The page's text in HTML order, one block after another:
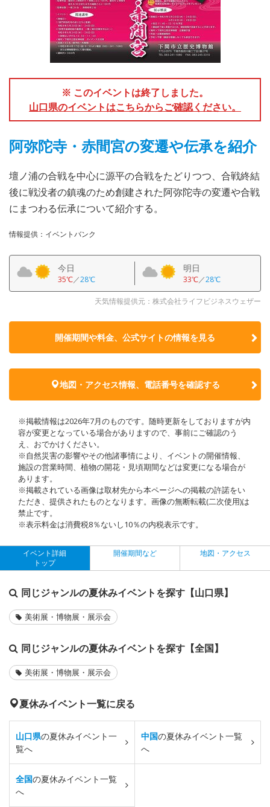
※ このイベントは終了しました。
山口県のイベントはこちらからご確認ください。
阿弥陀寺・赤間宮の変遷や伝承を紹介
壇ノ浦の合戦を中心に源平の合戦をたどりつつ、合戦終結
後に戦没者の鎮魂のため創建された阿弥陀寺の変遷や合戦
にまつわる伝承について紹介する。
情報提供：イベントバンク
今日
35℃／28℃
明日
33℃／28℃
天気情報提供元：株式会社ライフビジネスウェザー
開催期間や料金、公式サイトの情報を見る
地図・アクセス情報、電話番号を確認する
※掲載情報は2026年7月のものです。随時更新をしておりますが内
容が変更となっている場合がありますので、事前にご確認のう
え、おでかけください。
※自然災害の影響やその他諸事情により、イベントの開催情報、
施設の営業時間、植物の開花・見頃期間などは変更になる場合が
あります。
※掲載されている画像は取材先から本ページへの掲載の許諾をい
ただき、提供されたものとなります。画像の無断転載(二次使用)は
禁止です。
※表示料金は消費税8％ないし10％の内税表示です。
イベント詳細
トップ
開催期間など 地図・アクセス
同じジャンルの夏休みイベントを探す【山口県】
美術展・博物展・展示会
同じジャンルの夏休みイベントを探す【全国】
美術展・博物展・展示会
夏休みイベント一覧に戻る
山口県の夏休みイベント一
覧へ
中国の夏休みイベント一覧
へ
全国の夏休みイベント一覧
へ